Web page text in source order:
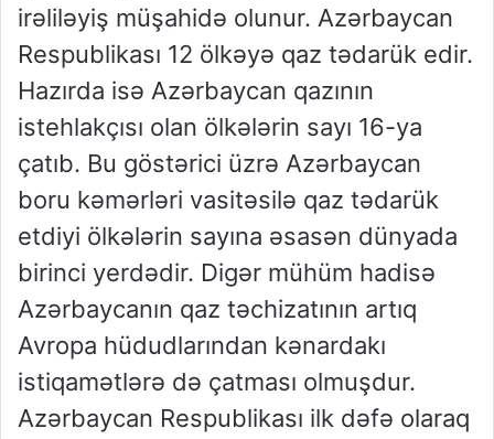
irəliləyiş müşahidə olunur. Azərbaycan
Respublikası 12 ölkəyə qaz tədarük edir.
Hazırda isə Azərbaycan qazının
istehlakçısı olan ölkələrin sayı 16-ya
çatıb. Bu göstərici üzrə Azərbaycan
boru kəmərləri vasitəsilə qaz tədarük
etdiyi ölkələrin sayına əsasən dünyada
birinci yerdədir. Digər mühüm hadisə
Azərbaycanın qaz təchizatının artıq
Avropa hüdudlarından kənardakı
istiqamətlərə də çatması olmuşdur.
Azərbaycan Respublikası ilk dəfə olaraq